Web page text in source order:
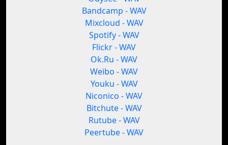
Bandcamp - WAV
Mixcloud - WAV
Spotify - WAV
Flickr - WAV
Ok.Ru - WAV
Weibo - WAV
Youku - WAV
Niconico - WAV
Bitchute - WAV
Rutube - WAV
Peertube - WAV